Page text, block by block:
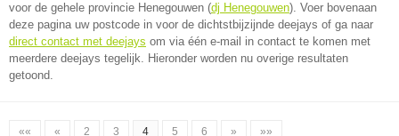
voor de gehele provincie Henegouwen (dj Henegouwen). Voer bovenaan
deze pagina uw postcode in voor de dichtstbijzijnde deejays of ga naar
direct contact met deejays om via één e-mail in contact te komen met
meerdere deejays tegelijk. Hieronder worden nu overige resultaten
getoond.
«« « 2 3 4 5 6 » »»